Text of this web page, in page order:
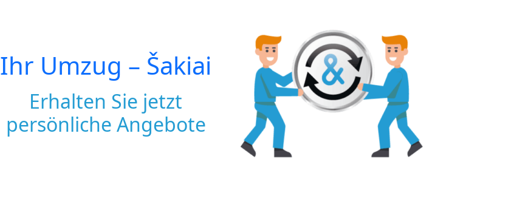
Ihr Umzug – Šakiai
Erhalten Sie jetzt
persönliche Angebote